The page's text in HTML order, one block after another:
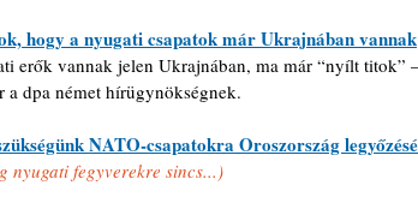
hogy a nyugati csapatok már Ukrajnában vannak
erők vannak jelen Ukrajnában, ma már “nyílt titok”
dpa német hírügynökségnek.
NATO-csapatokra Oroszország
nyugati fegyverekre sincs...)